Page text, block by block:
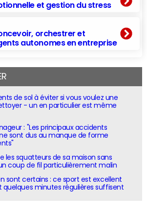
et gestion du stress
orchestrer et
autonomes en entreprise
de sol à éviter si vous voulez une
- un en particulier est même
: "Les principaux accidents
sont dus au manque de forme
les squatteurs de sa maison sans
coup de fil particulièrement malin
sont certains : ce sport est excellent
quelques minutes régulières suffisent